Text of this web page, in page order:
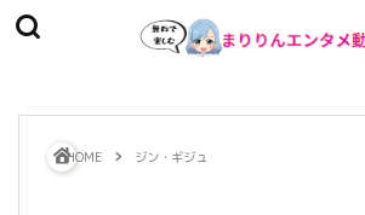
HOME ジン・ギジュ